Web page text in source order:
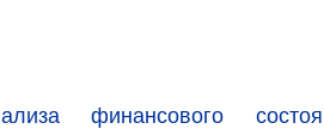
финансового